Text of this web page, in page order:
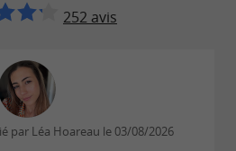
pour les hommes.
à une séance de
favorisant la détente et la
252 avis
par Léa Hoareau le 03/08/2026